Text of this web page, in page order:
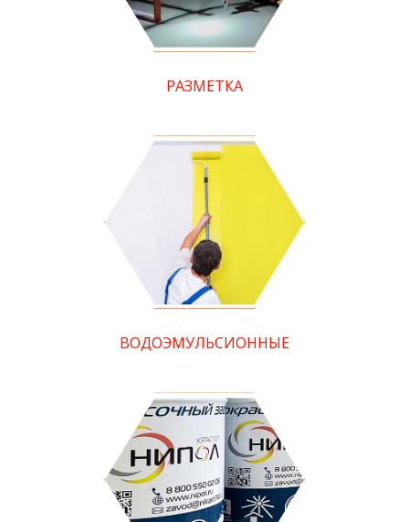
РАЗМЕТКА
ВОДОЭМУЛЬСИОННЫЕ